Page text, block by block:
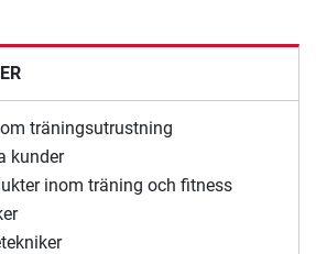
träningsutrustning
kunder
inom träning och fitness